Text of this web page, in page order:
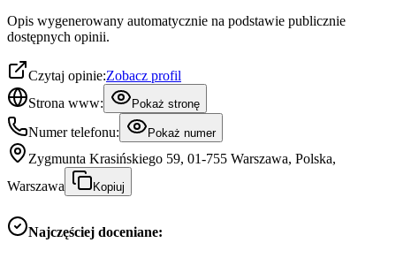
Opis wygenerowany automatycznie na podstawie publicznie
dostępnych opinii.
Czytaj opinie:Zobacz profil
Strona www:
Pokaż stronę
Numer telefonu: Pokaż numer
Zygmunta Krasińskiego 59, 01-755 Warszawa, Polska,
Warszawa
Kopiuj
Najczęściej doceniane: